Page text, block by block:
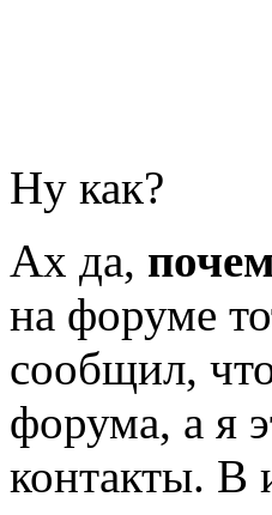
Ну как?
Ах да,
на форуме
сообщил,
форума, а я
контакты. В